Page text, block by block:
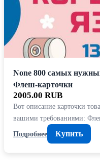
None 800 самых
Флеш-карточки
2005.00 RUB
Вот описание карточки
вашими требованиями:
Подробнее
Купить